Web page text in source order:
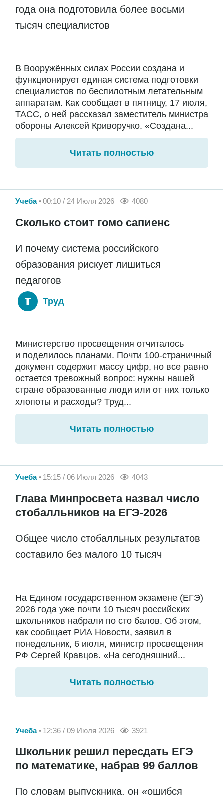
года она подготовила более восьми
тысяч специалистов
В Вооружённых силах России создана и
функционирует единая система подготовки
специалистов по беспилотным летательным
аппаратам. Как сообщает в пятницу, 17 июля,
ТАСС, о ней рассказал заместитель министра
обороны Алексей Криворучко. «Создана...
Читать полностью
Учеба 00:10 / 24 Июля 2026 4080
Сколько стоит гомо сапиенс
И почему система российского
образования рискует лишиться
педагогов
Труд
Министерство просвещения отчиталось
и поделилось планами. Почти 100-страничный
документ содержит массу цифр, но все равно
остается тревожный вопрос: нужны нашей
стране образованные люди или от них только
хлопоты и расходы? Труд...
Читать полностью
Учеба 15:15 / 06 Июля 2026 4043
Глава Минпросвета назвал число
стобалльников на ЕГЭ-2026
Общее число стобалльных результатов
составило без малого 10 тысяч
На Едином государственном экзамене (ЕГЭ)
2026 года уже почти 10 тысяч российских
школьников набрали по сто балов. Об этом,
как сообщает РИА Новости, заявил в
понедельник, 6 июля, министр просвещения
РФ Сергей Кравцов. «На сегодняшний...
Читать полностью
Учеба 12:36 / 09 Июля 2026 3921
Школьник решил пересдать ЕГЭ
по математике, набрав 99 баллов
По словам выпускника, он «ошибся